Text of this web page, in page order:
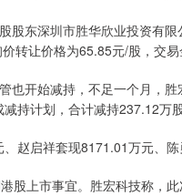
股东深圳市胜华欣业投资有
转让价格为65.85元/股，交易
也开始减持，不足一个月，
持计划，合计减持237.12万
赵启祥套现8171.01万元、
股上市事宜。胜宏科技称，